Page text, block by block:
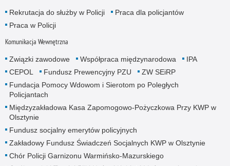
Rekrutacja do służby w Policji
Praca dla policjantów
Praca w Policji
Komunikacja Wewnętrzna
Związki zawodowe Współpraca międzynarodowa
IPA
CEPOL
Fundusz Prewencyjny PZU
ZW SEiRP
Fundacja Pomocy Wdowom i Sierotom po Poległych
Policjantach
Międzyzakładowa Kasa Zapomogowo-Pożyczkowa Przy KWP w
Olsztynie
Fundusz socjalny emerytów policyjnych
Zakładowy Fundusz Świadczeń Socjalnych KWP w Olsztynie
Chór Policji Garnizonu Warmińsko-Mazurskiego